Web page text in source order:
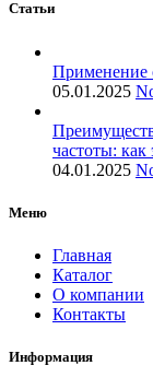
Статьи
Применение
05.01.2025
частоты:
04.01.2025
Меню
Главная
Каталог
О компании
Контакты
Информация